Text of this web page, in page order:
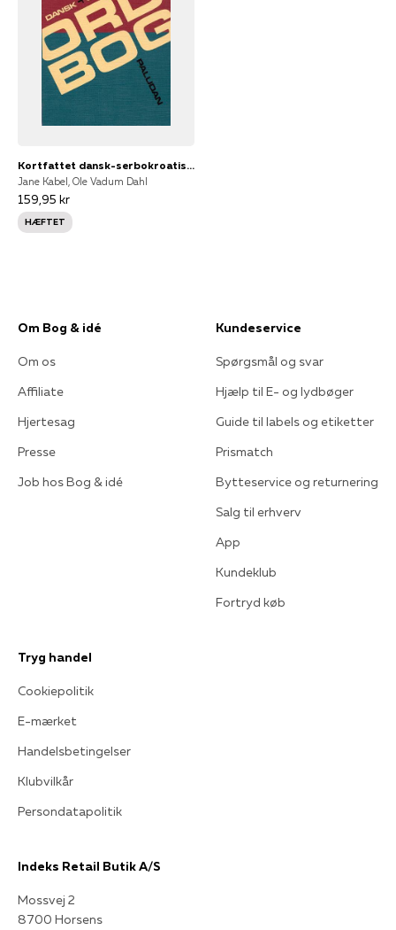
Kortfattet dansk-serbokroatisk ordbog
Jane Kabel, Ole Vadum Dahl
159,95 kr
HÆFTET
Om Bog & idé
Om os
Affiliate
Hjertesag
Presse
Job hos Bog & idé
Kundeservice
Spørgsmål og svar
Hjælp til E- og lydbøger
Guide til labels og etiketter
Prismatch
Bytteservice og returnering
Salg til erhverv
App
Kundeklub
Fortryd køb
Tryg handel
Cookiepolitik
E-mærket
Handelsbetingelser
Klubvilkår
Persondatapolitik
Indeks Retail Butik A/S
Mossvej 2
8700 Horsens